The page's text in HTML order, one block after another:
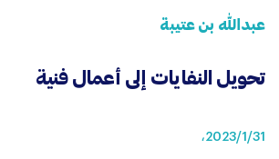
عبدالله بن عتيبة
تحويل النفايات إلى أعمال فنية
31‏/1‏/2023،